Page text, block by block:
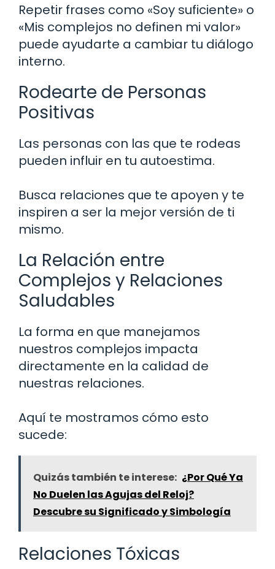
Repetir frases como «Soy suficiente» o
«Mis complejos no definen mi valor»
puede ayudarte a cambiar tu diálogo
interno.
Rodearte de Personas
Positivas
Las personas con las que te rodeas
pueden influir en tu autoestima.
Busca relaciones que te apoyen y te
inspiren a ser la mejor versión de ti
mismo.
La Relación entre
Complejos y Relaciones
Saludables
La forma en que manejamos
nuestros complejos impacta
directamente en la calidad de
nuestras relaciones.
Aquí te mostramos cómo esto
sucede:
Quizás también te interese: ¿Por Qué Ya
No Duelen las Agujas del Reloj?
Descubre su Significado y Simbología
Relaciones Tóxicas